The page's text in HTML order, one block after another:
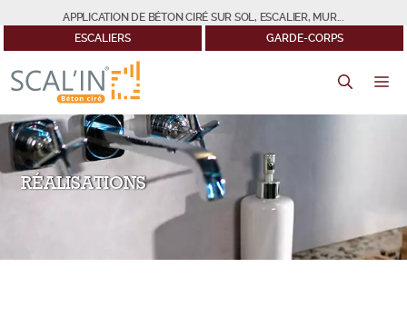
au
contenu
APPLICATION DE BÉTON CIRÉ SUR SOL, ESCALIER, MUR...
ESCALIERS
GARDE-CORPS
RÉALISATIONS